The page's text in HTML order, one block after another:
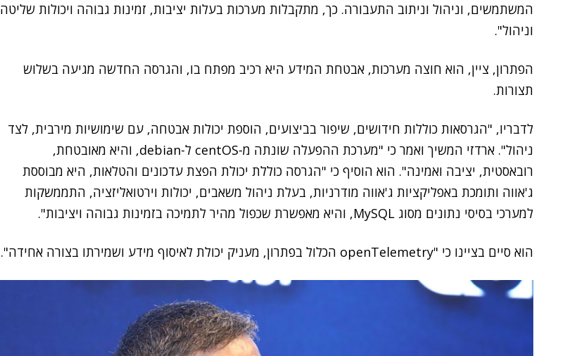
המשתמשים, וניהול וניתוב התעבורה. כך, מתקבלות מערכות בעלות יציבות, זמינות גבוהה ויכולות שליטה
וניהול".
הפתרון, ציין, הוא חוצה מערכות, אבטחת המידע היא רכיב מפתח בו, והגרסה החדשה מגיעה בשלוש
תצורות.
לדבריו, "הגרסאות כוללות חידושים, שיפור בביצועים, הוספת יכולות אבטחה, עם שימושיות מירבית, לצד
ניהול". ארדזי המשיך ואמר כי "מערכת ההפעלה שונתה מ-centOS ל-debian, והיא מאובטחת,
רובאסטית, יציבה ואמינה". הוא הוסיף כי "הגרסה כוללת יכולת הפצת עדכונים והטלאות, היא מבוססת
ג'אווה ותומכת באפליקציות ג'אווה מודרניות, בעלת ניהול משאבים, יכולות וירטואליזציה, התממשקות
למערכי בסיסי נתונים מסוג MySQL, והיא מאפשרת שכפול מהיר לתמיכה בזמינות גבוהה ויציבות".
הוא סיים בציינו כי "openTelemetry הכלול בפתרון, מעניק יכולת לאיסוף מידע ושמירתו בצורה אחידה".